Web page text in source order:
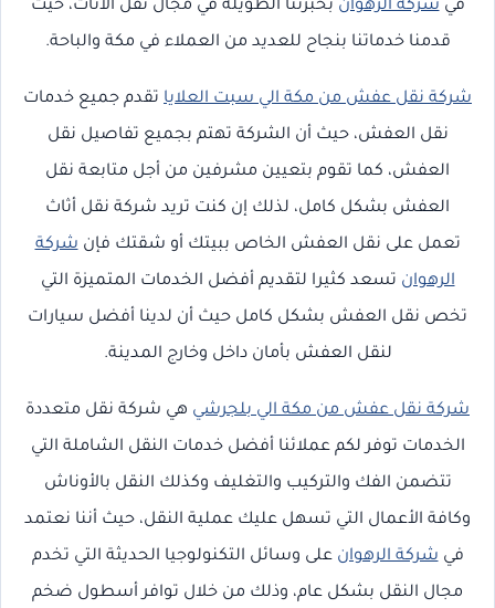
فيشركة الرهوان بخبرتنا الطويلة في مجال نقل الأثاث، حيث
قدمنا خدماتنا بنجاح للعديد من العملاء في مكة والباحة.
شركة نقل عفش من مكة الي سبت العلايا تقدم جميع خدمات
نقل العفش، حيث أن الشركة تهتم بجميع تفاصيل نقل
العفش، كما تقوم بتعيين مشرفين من أجل متابعة نقل
العفش بشكل كامل، لذلك إن كنت تريد شركة نقل أثاث
تعمل على نقل العفش الخاص ببيتك أو شقتك فإنشركة
الرهوان تسعد كثيرا لتقديم أفضل الخدمات المتميزة التي
تخص نقل العفش بشكل كامل حيث أن لدينا أفضل سيارات
لنقل العفش بأمان داخل وخارج المدينة.
شركة نقل عفش من مكة الي بلجرشي هي شركة نقل متعددة
الخدمات توفر لكم عملائنا أفضل خدمات النقل الشاملة التي
تتضمن الفك والتركيب والتغليف وكذلك النقل بالأوناش
وكافة الأعمال التي تسهل عليك عملية النقل، حيث أننا نعتمد
فيشركة الرهوان على وسائل التكنولوجيا الحديثة التي تخدم
مجال النقل بشكل عام، وذلك من خلال توافر أسطول ضخم